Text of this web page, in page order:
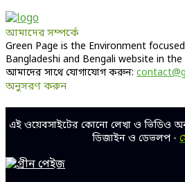
আমাদের সম্পর্কে
Green Page is the Environment
Bangladeshi and Bengali website in the
আমাদের সাথে যোগাযোগ করুন:
অনুসরণ করুন
এই ওয়েবসাইটের কোনো লেখা ও ভিডিও
ডিজাইন ও ডেভলপ -